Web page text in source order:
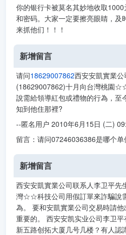
你的银行卡被莫名其妙地收取
和密码。大家一定要擦亮眼睛，及
来抓他们！！！
新增留言
请问18629007862西安安凱實業
(18629007862)十月向台灣桃園
說需給領導紅包或禮物的行為，至
知到他住那裡?
--匿名用户 2010年6月15日 (二)
留言：请问07246036386是哪个
新增留言
西安安凱實業公司联系人李卫平
灣☆☆科技公司用假訂單來詐騙說
為。 要和安凱實業公司交易時請
重要的。 西安安凯实业公司李卫
新五路创拓大厦几号几楼？有人認